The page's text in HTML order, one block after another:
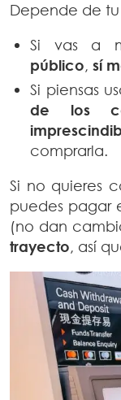
Depende de
Si vas a
público, sí
Si piensas
de los
comprarla.
Si no quieres
puedes pagar
(no dan
trayecto, así